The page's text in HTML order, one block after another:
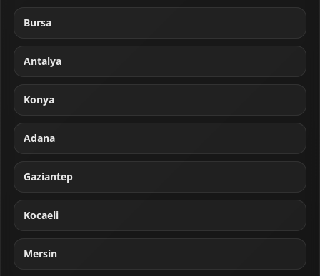
Bursa
Antalya
Konya
Adana
Gaziantep
Kocaeli
Mersin